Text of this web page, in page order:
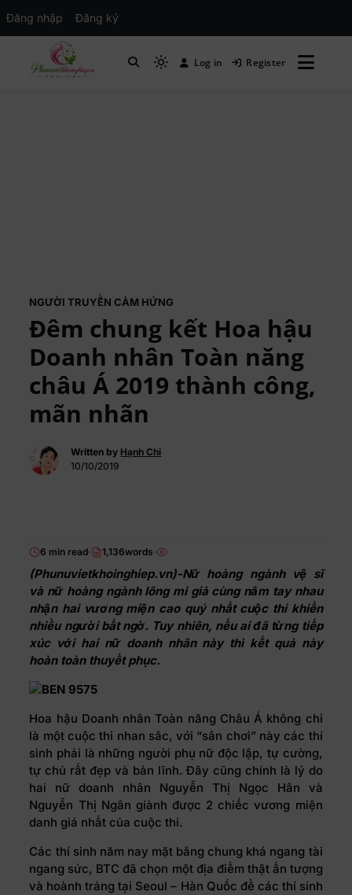
Mạng xã hội Kinh tế – Giáo dục – Hướng
Log in Register
NGƯỜI TRUYỀN CẢM HỨNG
Đêm chung kết Hoa hậu
Doanh nhân Toàn năng
châu Á 2019 thành công,
mãn nhãn
Written by Hạnh Chi
10/10/2019
6 min read 1,136words
(Phunuvietkhoinghiep.vn)-Nữ hoàng ngành vệ sĩ
và nữ hoàng ngành lông mi giả cùng nắm tay nhau
nhận hai vương miện cao quý nhất cuộc thi khiến
nhiều người bất ngờ. Tuy nhiên, nếu ai đã từng tiếp
xúc với hai nữ doanh nhân này thì kết quả này
hoàn toàn thuyết phục.
Hoa hậu Doanh nhân Toàn năng Châu Á không chỉ
là một cuộc thi nhan sắc, với “sân chơi” này các thí
sinh phải là những người phụ nữ độc lập, tự cường,
tự chủ rất đẹp và bản lĩnh. Đây cũng chính là lý do
hai nữ doanh nhân Nguyễn Thị Ngọc Hân và
Nguyễn Thị Ngân giành được 2 chiếc vương miện
danh giá nhất của cuộc thi.
Các thí sinh năm nay mặt bằng chung khá ngang tài
ngang sức, BTC đã chọn một địa điểm thật ấn tượng
và hoành tráng tại Seoul – Hàn Quốc để các thí sinh
Đăng nhập Đăng ký